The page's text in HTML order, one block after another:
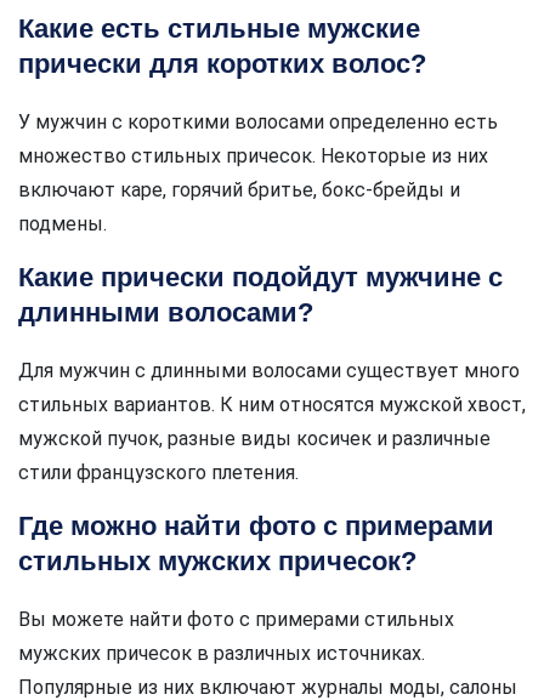
Какие есть стильные мужские
прически для коротких волос?
У мужчин с короткими волосами определенно есть
множество стильных причесок. Некоторые из них
включают каре, горячий бритье, бокс-брейды и
подмены.
Какие прически подойдут мужчине с
длинными волосами?
Для мужчин с длинными волосами существует много
стильных вариантов. К ним относятся мужской хвост,
мужской пучок, разные виды косичек и различные
стили французского плетения.
Где можно найти фото с примерами
стильных мужских причесок?
Вы можете найти фото с примерами стильных
мужских причесок в различных источниках.
Популярные из них включают журналы моды, салоны